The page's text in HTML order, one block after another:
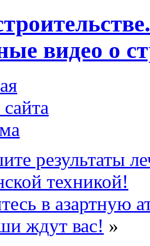
видео о
результаты
техникой!
в азартную
ждут вас! »